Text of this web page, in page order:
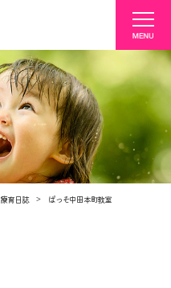
療育日誌
ぱっそ中田本町教室